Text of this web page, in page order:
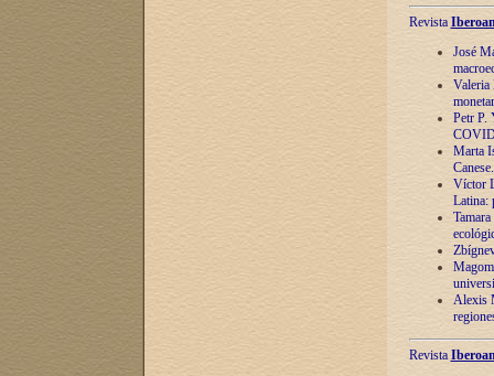
Revista
José
Valeria
Petr P.
Marta
Víctor
Latina:
Alexis
Revista